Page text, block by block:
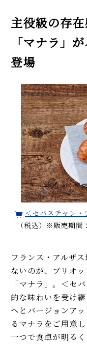
主役級の存
「マナラ」
登場
＜セバスチャン・
（税込）※販売期間
フランス・アルザ
ないのが、ブリオ
「マナラ」。＜セ
的な味わいを受け
へとバージョンア
るマナラをご用意
一つで食卓が明るく